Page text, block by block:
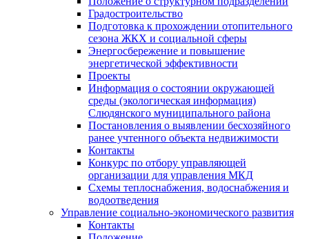
Градостроительство
Подготовка к прохождении отопительного
сезона ЖКХ и социальной сферы
Энергосбережение и повышение
энергетической эффективности
Проекты
Информация о состоянии окружающей
среды (экологическая информация)
Слюдянского муниципального района
Постановления о выявлении бесхозяйного
ранее учтенного объекта недвижимости
Контакты
Конкурс по отбору управляющей
организации для управления МКД
Схемы теплоснабжения, водоснабжения и
водоотведения
Управление социально-экономического развития
Контакты